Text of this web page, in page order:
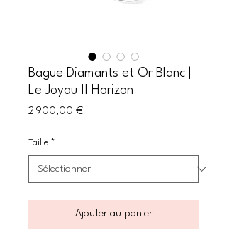
Bague Diamants et Or Blanc |
Le Joyau II Horizon
2 900,00 €Prix
Taille *
Ajouter au panier